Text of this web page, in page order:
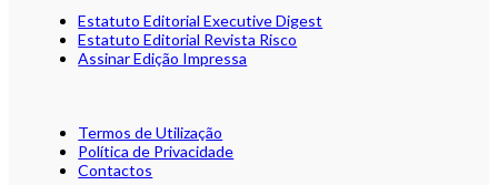
Estatuto Editorial Executive Digest
Estatuto Editorial Revista Risco
Assinar Edição Impressa
Termos de Utilização
Política de Privacidade
Contactos